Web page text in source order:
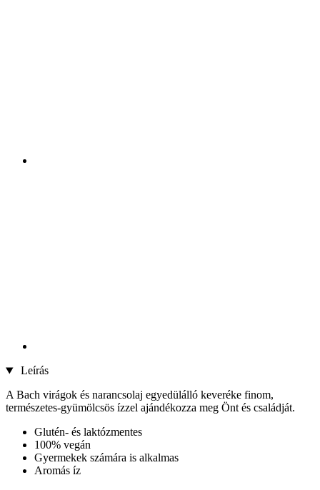
Leírás
A Bach virágok és narancsolaj egyedülálló keveréke finom,
természetes-gyümölcsös ízzel ajándékozza meg Önt és családját.
Glutén- és laktózmentes
100% vegán
Gyermekek számára is alkalmas
Aromás íz